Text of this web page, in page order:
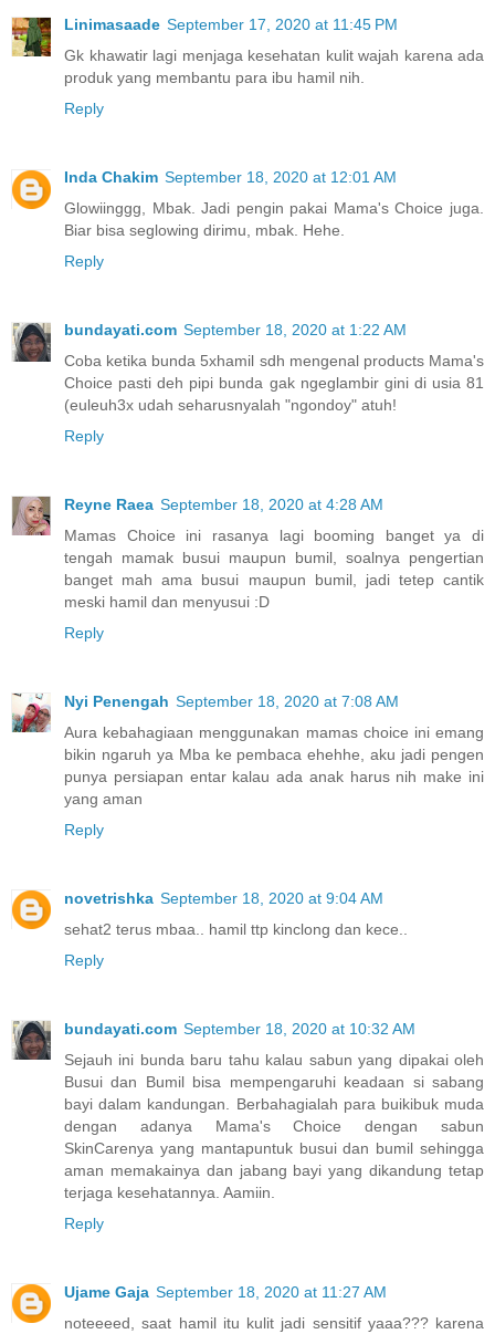
Linimasaade September 17, 2020 at 11:45 PM
Gk khawatir lagi menjaga kesehatan kulit wajah karena ada
produk yang membantu para ibu hamil nih.
Reply
Inda Chakim September 18, 2020 at 12:01 AM
Glowiinggg, Mbak. Jadi pengin pakai Mama's Choice juga.
Biar bisa seglowing dirimu, mbak. Hehe.
Reply
bundayati.com September 18, 2020 at 1:22 AM
Coba ketika bunda 5xhamil sdh mengenal products Mama's
Choice pasti deh pipi bunda gak ngeglambir gini di usia 81
(euleuh3x udah seharusnyalah "ngondoy" atuh!
Reply
Reyne Raea September 18, 2020 at 4:28 AM
Mamas Choice ini rasanya lagi booming banget ya di
tengah mamak busui maupun bumil, soalnya pengertian
banget mah ama busui maupun bumil, jadi tetep cantik
meski hamil dan menyusui :D
Reply
Nyi Penengah September 18, 2020 at 7:08 AM
Aura kebahagiaan menggunakan mamas choice ini emang
bikin ngaruh ya Mba ke pembaca ehehhe, aku jadi pengen
punya persiapan entar kalau ada anak harus nih make ini
yang aman
Reply
novetrishka September 18, 2020 at 9:04 AM
sehat2 terus mbaa.. hamil ttp kinclong dan kece..
Reply
bundayati.com September 18, 2020 at 10:32 AM
Sejauh ini bunda baru tahu kalau sabun yang dipakai oleh
Busui dan Bumil bisa mempengaruhi keadaan si sabang
bayi dalam kandungan. Berbahagialah para buikibuk muda
dengan adanya Mama's Choice dengan sabun
SkinCarenya yang mantapuntuk busui dan bumil sehingga
aman memakainya dan jabang bayi yang dikandung tetap
terjaga kesehatannya. Aamiin.
Reply
Ujame Gaja September 18, 2020 at 11:27 AM
noteeeed, saat hamil itu kulit jadi sensitif yaaa??? karena